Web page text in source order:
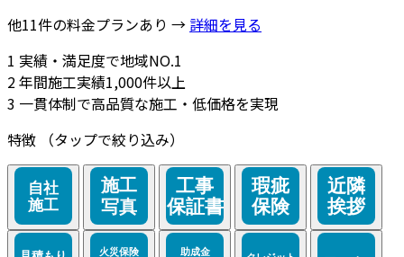
他11件の料金プランあり → 詳細を見る
1 実績・満足度で地域NO.1
2年間施工実績1,000件以上
3 一貫体制で高品質な施工・低価格を実現
特徴
（タップで絞り込み）